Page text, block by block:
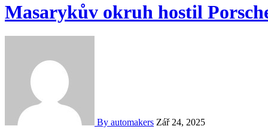
Masarykův okruh hostil
By automakers Zář 24, 2025